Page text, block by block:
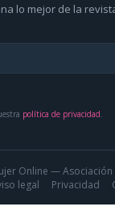
lo mejor de la
política de privacidad.
Online — Asociación
legal
Privacidad